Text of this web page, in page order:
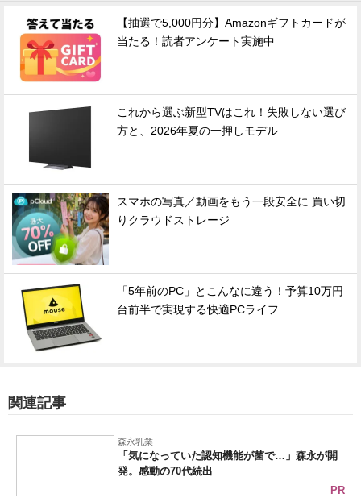
【抽選で5,000円分】Amazonギフトカードが
当たる！読者アンケート実施中
これから選ぶ新型TVはこれ！失敗しない選び
方と、2026年夏の一押しモデル
スマホの写真／動画をもう一段安全に 買い切
りクラウドストレージ
「5年前のPC」とこんなに違う！予算10万円
台前半で実現する快適PCライフ
関連記事
森永乳業
「気になっていた認知機能が菌で…」森永が開
発。感動の70代続出
PR